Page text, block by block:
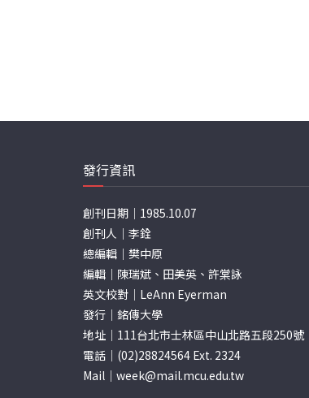
發行資訊
創刊日期｜1985.10.07
創刊人｜李銓
總編輯｜樊中原
編輯｜陳瑞斌、田美英、許棠詠
英文校對｜LeAnn Eyerman
發行｜銘傳大學
地址｜111台北市士林區中山北路五段250號
電話｜(02)28824564 Ext. 2324
Mail｜ week@mail.mcu.edu.tw